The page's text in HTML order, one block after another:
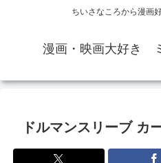
ちいさなころから漫画
漫画・映画大好き
ドルマンスリーブ カ